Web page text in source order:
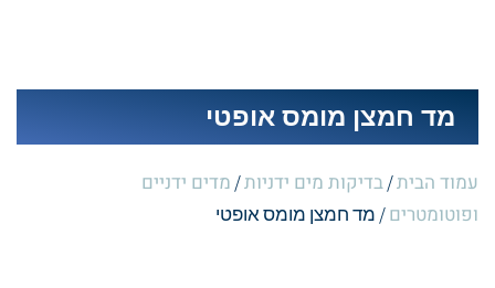
מד חמצן מומס אופטי
עמוד הבית/בדיקות מים ידניות/ מדים ידניים
ופוטומטרים/ מד חמצן מומס אופטי